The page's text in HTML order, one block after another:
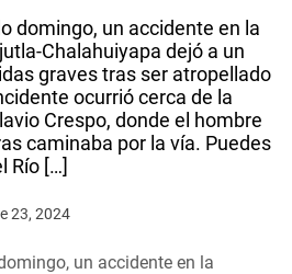
domingo, un accidente en la
Chalahuiyapa dejó a un
graves tras ser atropellado
ocurrió cerca de la
Crespo, donde el hombre
caminaba por la vía. Puedes
Río […]
23, 2024
un accidente en la